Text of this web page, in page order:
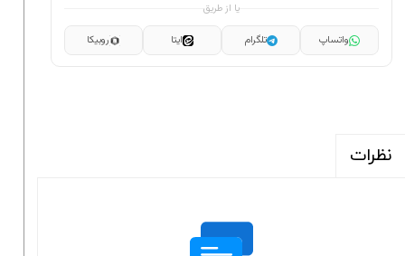
یا از طریق
واتساپ تلگرام ایتا روبیکا
نظرات